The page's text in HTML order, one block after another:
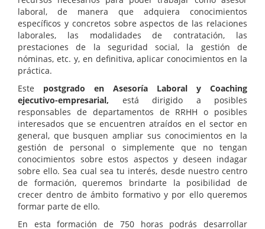
laboral, de manera que adquiera conocimientos
específicos y concretos sobre aspectos de las relaciones
laborales, las modalidades de contratación, las
prestaciones de la seguridad social, la gestión de
nóminas, etc. y, en definitiva, aplicar conocimientos en la
práctica.
Este postgrado en Asesoría Laboral y Coaching
ejecutivo-empresarial, está dirigido a posibles
responsables de departamentos de RRHH o posibles
interesados que se encuentren atraídos en el sector en
general, que busquen ampliar sus conocimientos en la
gestión de personal o simplemente que no tengan
conocimientos sobre estos aspectos y deseen indagar
sobre ello. Sea cual sea tu interés, desde nuestro centro
de formación, queremos brindarte la posibilidad de
crecer dentro de ámbito formativo y por ello queremos
formar parte de ello.
En esta formación de 750 horas podrás desarrollar